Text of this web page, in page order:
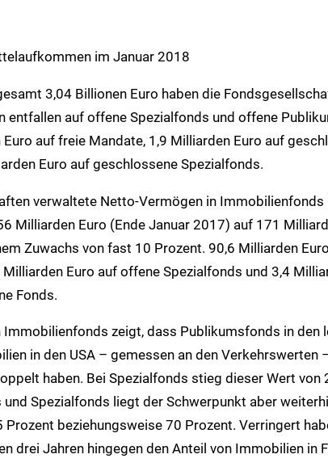
im Januar 2018
3,04 Billionen Euro haben die
entfallen auf offene Spezialfonds und offene
auf freie Mandate, 1,9 Milliarden Euro auf
Euro auf geschlossene Spezialfonds.
verwaltete Netto-Vermögen in Immobilienfonds
Milliarden Euro (Ende Januar 2017) auf 171
Zuwachs von fast 10 Prozent. 90,6 Milliarden
Euro auf offene Spezialfonds und 3,4
Fonds.
zeigt, dass Publikumsfonds in den
in den USA – gemessen an den Verkehrswerten
haben. Bei Spezialfonds stieg dieser Wert von
Spezialfonds liegt der Schwerpunkt aber
beziehungsweise 70 Prozent. Verringert
drei Jahren hingegen den Anteil von Immobilien in